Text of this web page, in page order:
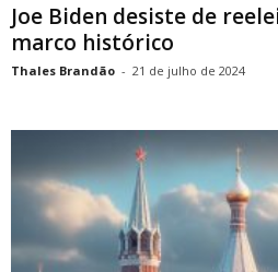
Joe Biden desiste de
marco histórico
Thales Brandão - 21 de julho de 2024